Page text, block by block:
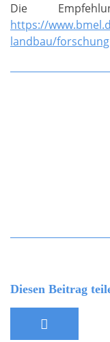
Die
https://
landbau/
Diesen Beitrag